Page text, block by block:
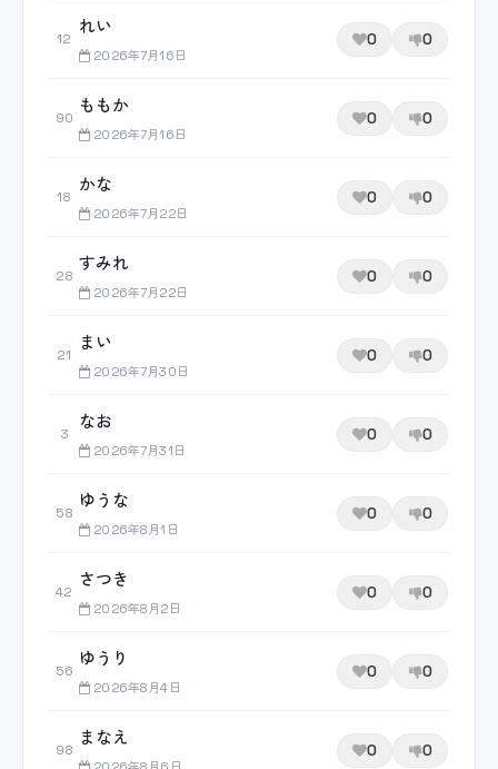
12
れい
2026年7月16日
0 0
90
ももか
2026年7月16日
0 0
18
かな
2026年7月22日
0 0
28
すみれ
2026年7月22日
0 0
21
まい
2026年7月30日
0 0
3
なお
2026年7月31日
0 0
58
ゆうな
2026年8月1日
0 0
42
さつき
2026年8月2日
0 0
56
ゆうり
2026年8月4日
0 0
98
まなえ
0 0